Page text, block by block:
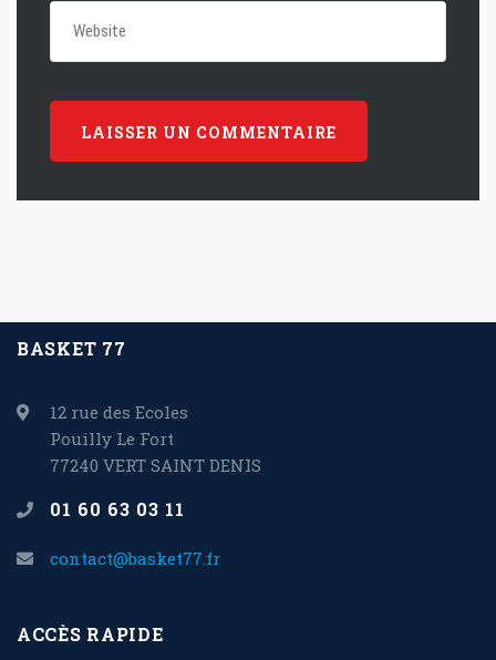
BASKET 77
12 rue des Ecoles
Pouilly Le Fort
77240 VERT SAINT DENIS
01 60 63 03 11
contact@basket77.fr
ACCÈS RAPIDE